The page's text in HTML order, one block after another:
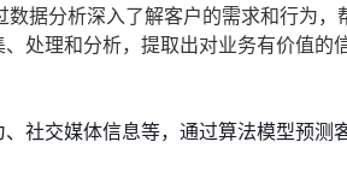
据分析深入了解客户的需求和行为
处理和分析，提取出对业务有价值的
社交媒体信息等，通过算法模型预测